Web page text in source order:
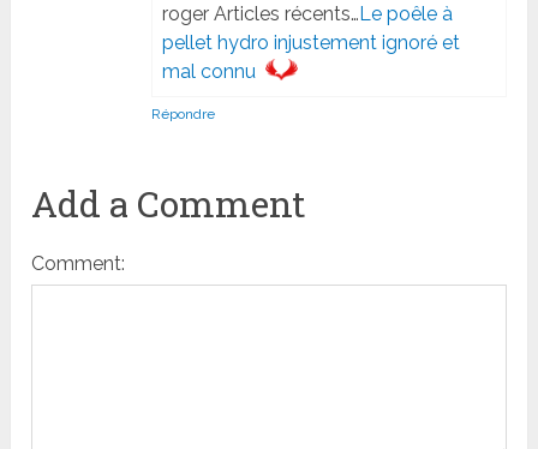
roger Articles récents…Le poêle à
pellet hydro injustement ignoré et
mal connu
Répondre
Add a Comment
Comment: